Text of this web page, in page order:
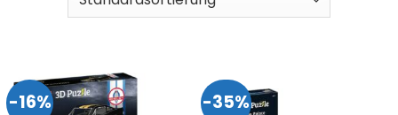
-16% -35%